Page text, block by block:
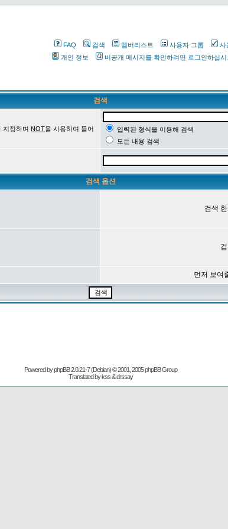
FAQ 검색 멤버리스트 사용자 그룹
사
개인 정보
비공개 메시지를 확인하려면 로그인하십시
검색
지정하며 NOT을 사용하여 들어
입력된 형식을 이용해 검색
모든 내용 검색
검색 옵션
검색
먼저 보여
Powered byphpBB2.0.21-7 (Debian) © 2001, 2005 phpBB Group
Translated by kss & drssay